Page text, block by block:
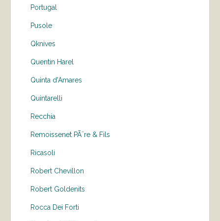
Portugal
Pusole
Qknives
Quentin Harel
Quinta d'Amares
Quintarelli
Recchia
Remoissenet PÃ¨re & Fils
Ricasoli
Robert Chevillon
Robert Goldenits
Rocca Dei Forti